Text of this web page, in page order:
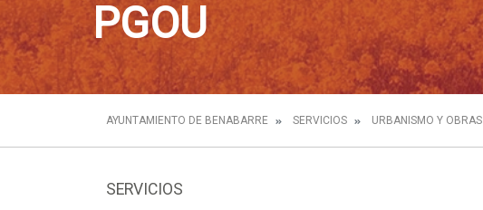
PGOU
AYUNTAMIENTO DE BENABARRE SERVICIOS URBANISMO Y OBRAS
SERVICIOS